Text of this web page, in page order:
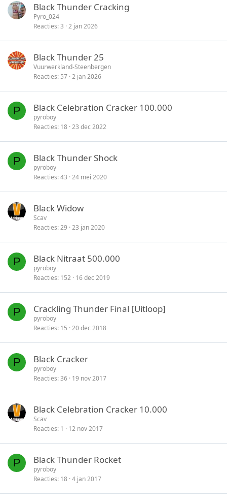
Black Thunder Cracking
Pyro_024
Reacties 3 2 jan 2026
Black Thunder 25
Vuurwerkland-Steenbergen
Reacties 57 2 jan 2026
P Black Celebration Cracker 100.000
pyroboy
Reacties 18 23 dec 2022
P Black Thunder Shock
pyroboy
Reacties 43 24 mei 2020
Black Widow
Scav
Reacties 29 23 jan 2020
P Black Nitraat 500.000
pyroboy
Reacties 152 16 dec 2019
P Crackling Thunder Final [Uitloop]
pyroboy
Reacties 15 20 dec 2018
P Black Cracker
pyroboy
Reacties 36 19 nov 2017
Black Celebration Cracker 10.000
Scav
Reacties 1 12 nov 2017
P Black Thunder Rocket
pyroboy
Reacties 18 4 jan 2017